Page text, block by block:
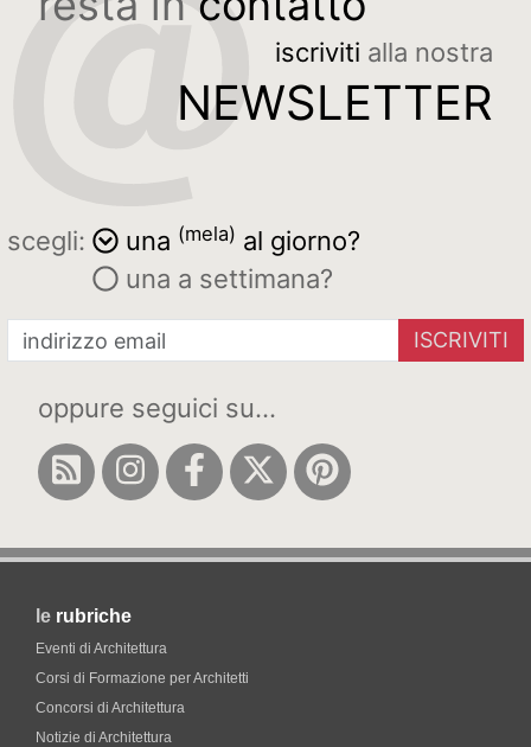
iscriviti alla nostra
NEWSLETTER
scegli: una (mela) al giorno?
una a settimana?
ISCRIVITI
oppure seguici su...
le rubriche
Eventi di Architettura
Corsi di Formazione per Architetti
Concorsi di Architettura
Notizie di Architettura